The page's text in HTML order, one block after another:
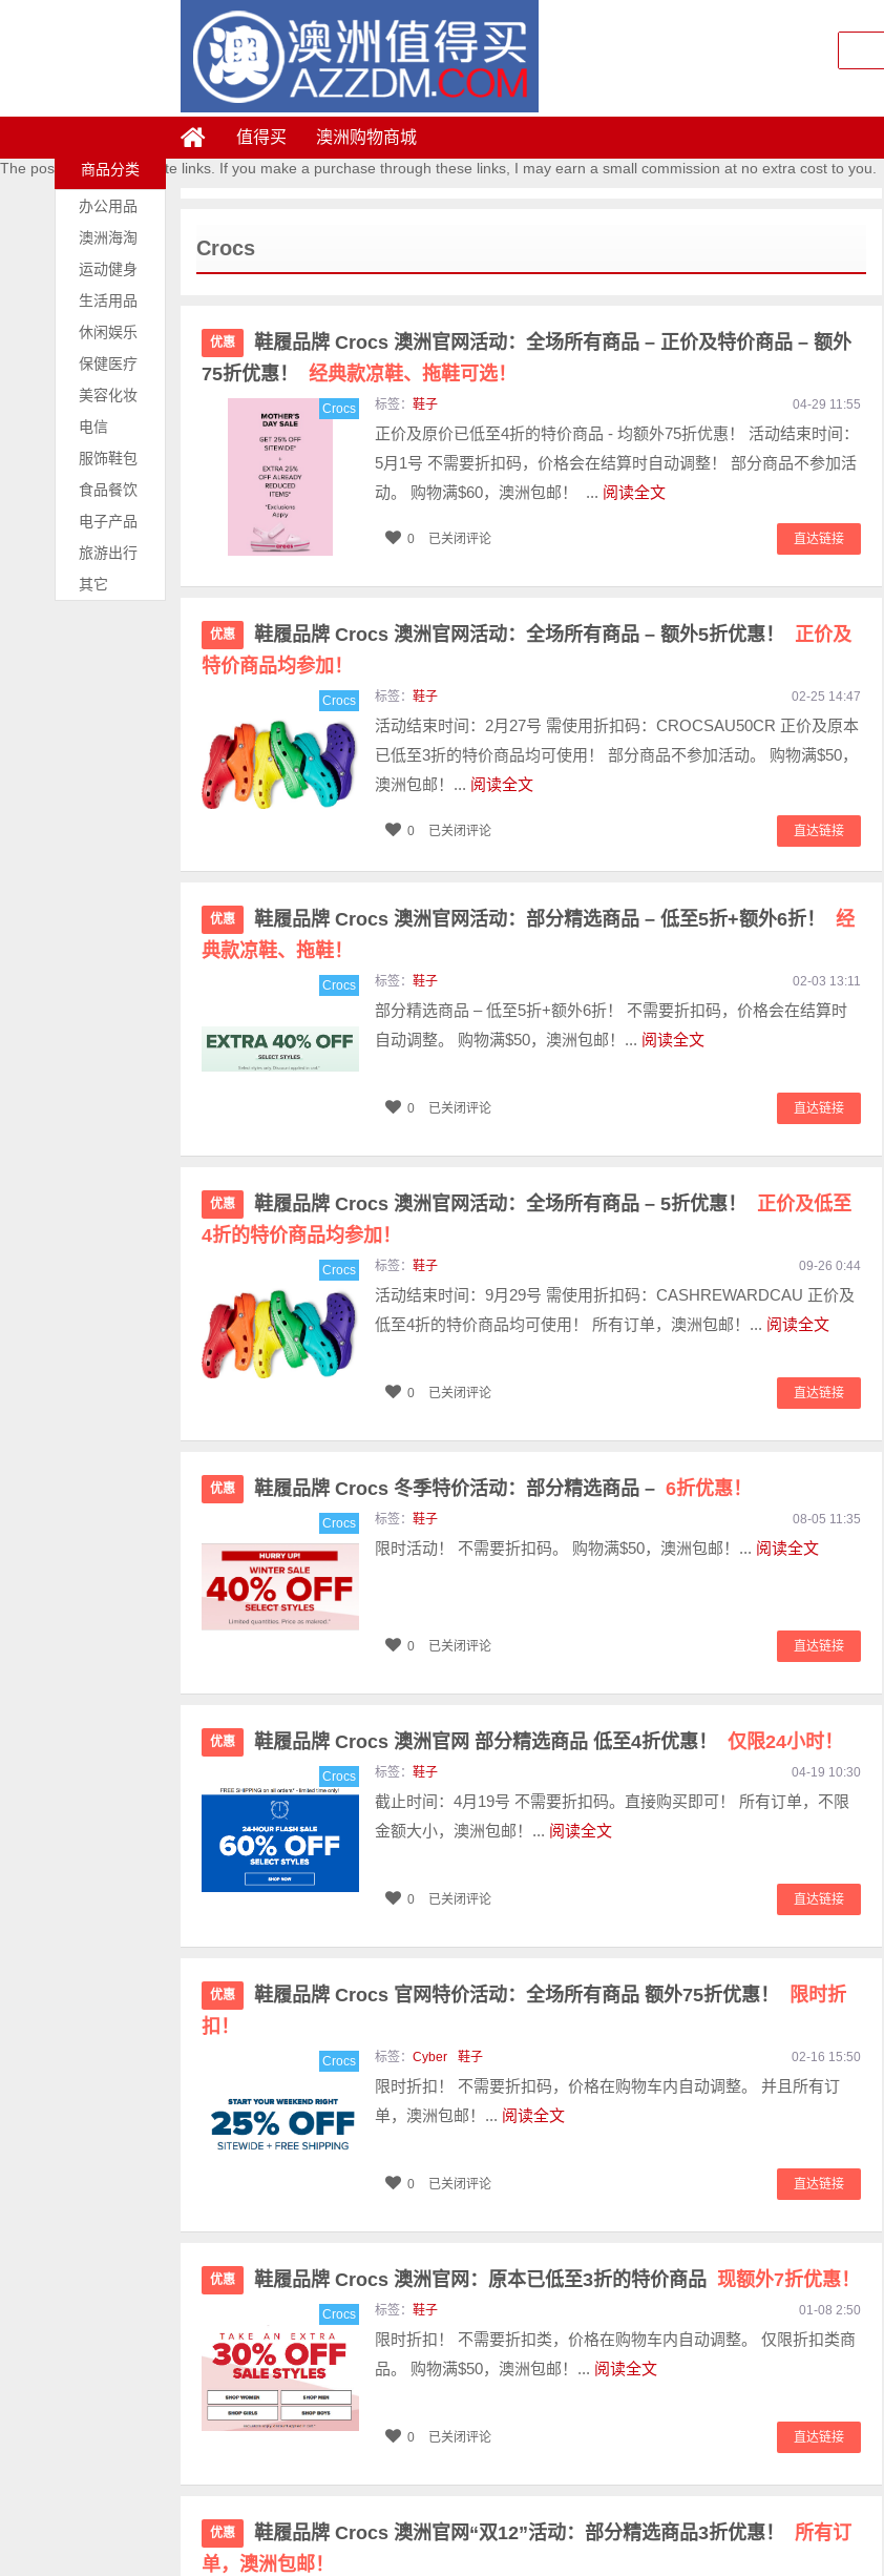
值得买 澳洲购物商城
The posts contains affiliate links. If you make a purchase through these links, I may earn a small commission at no extra cost to you.
商品分类
办公用品
澳洲海淘
运动健身
生活用品
休闲娱乐
保健医疗
美容化妆
电信
服饰鞋包
食品餐饮
电子产品
旅游出行
其它
Crocs
优惠
鞋履品牌 Crocs 澳洲官网活动：全场所有商品 – 正价及特价商品 – 额外
75折优惠！
经典款凉鞋、拖鞋可选！
Crocs 标签： 鞋子 04-29 11:55
正价及原价已低至4折的特价商品 - 均额外75折优惠！ 活动结束时间：
5月1号 不需要折扣码，价格会在结算时自动调整！ 部分商品不参加活
动。 购物满$60，澳洲包邮！ ... 阅读全文
直达链接
0 已关闭评论
优惠 鞋履品牌 Crocs 澳洲官网活动：全场所有商品 – 额外5折优惠！
正价及
特价商品均参加！
Crocs 标签： 鞋子 02-25 14:47
活动结束时间：2月27号 需使用折扣码：CROCSAU50CR 正价及原本
已低至3折的特价商品均可使用！ 部分商品不参加活动。 购物满$50，
澳洲包邮！... 阅读全文
直达链接
0 已关闭评论
优惠 鞋履品牌 Crocs 澳洲官网活动：部分精选商品 – 低至5折+额外6折！
经
典款凉鞋、拖鞋！
Crocs 标签： 鞋子 02-03 13:11
部分精选商品 – 低至5折+额外6折！ 不需要折扣码，价格会在结算时
自动调整。 购物满$50，澳洲包邮！... 阅读全文
直达链接
0 已关闭评论
优惠 鞋履品牌 Crocs 澳洲官网活动：全场所有商品 – 5折优惠！
正价及低至
4折的特价商品均参加！
Crocs 标签： 鞋子 09-26 0:44
活动结束时间：9月29号 需使用折扣码：CASHREWARDCAU 正价及
低至4折的特价商品均可使用！ 所有订单，澳洲包邮！... 阅读全文
直达链接
0 已关闭评论
优惠 鞋履品牌 Crocs 冬季特价活动：部分精选商品 – 6折优惠！
Crocs 标签： 鞋子 08-05 11:35
限时活动！ 不需要折扣码。 购物满$50，澳洲包邮！... 阅读全文
直达链接
0 已关闭评论
优惠 鞋履品牌 Crocs 澳洲官网 部分精选商品 低至4折优惠！ 仅限24小时！
Crocs 标签： 鞋子 04-19 10:30
截止时间：4月19号 不需要折扣码。直接购买即可！ 所有订单，不限
金额大小，澳洲包邮！... 阅读全文
直达链接
0 已关闭评论
优惠 鞋履品牌 Crocs 官网特价活动：全场所有商品 额外75折优惠！
限时折
扣！
Crocs 标签： Cyber 鞋子 02-16 15:50
限时折扣！ 不需要折扣码，价格在购物车内自动调整。 并且所有订
单，澳洲包邮！... 阅读全文
直达链接
0 已关闭评论
优惠 鞋履品牌 Crocs 澳洲官网：原本已低至3折的特价商品 现额外7折优惠！
Crocs 标签： 鞋子 01-08 2:50
限时折扣！ 不需要折扣类，价格在购物车内自动调整。 仅限折扣类商
品。 购物满$50，澳洲包邮！... 阅读全文
直达链接
0 已关闭评论
优惠 鞋履品牌 Crocs 澳洲官网“双12”活动：部分精选商品3折优惠！
所有订
单，澳洲包邮！